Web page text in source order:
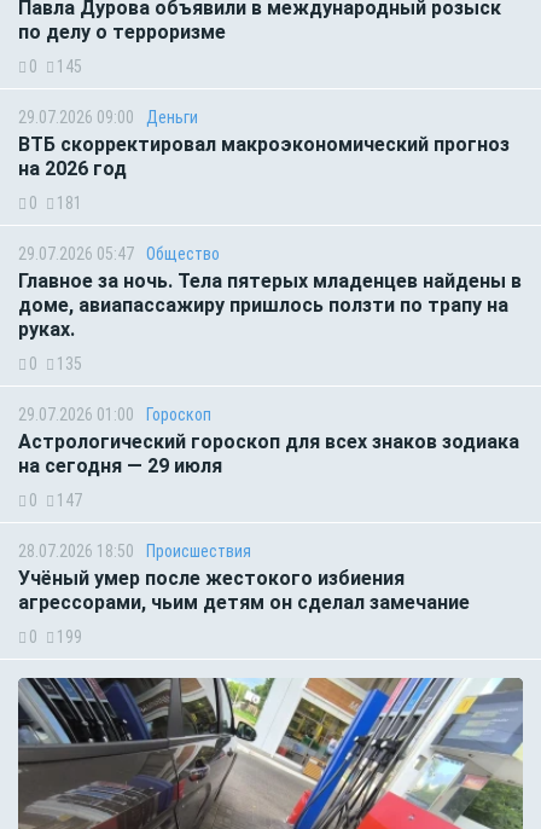
Павла Дурова объявили в международный розыск
по делу о терроризме
0 145
29.07.2026 09:00 Деньги
ВТБ скорректировал макроэкономический прогноз
на 2026 год
0 181
29.07.2026 05:47 Общество
Главное за ночь. Тела пятерых младенцев найдены в
доме, авиапассажиру пришлось ползти по трапу на
руках.
0 135
29.07.2026 01:00 Гороскоп
Астрологический гороскоп для всех знаков зодиака
на сегодня — 29 июля
0 147
28.07.2026 18:50 Происшествия
Учёный умер после жестокого избиения
агрессорами, чьим детям он сделал замечание
0 199